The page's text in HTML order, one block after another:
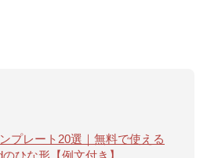
プレート20選｜無料で使える
ひな形【例文付き】